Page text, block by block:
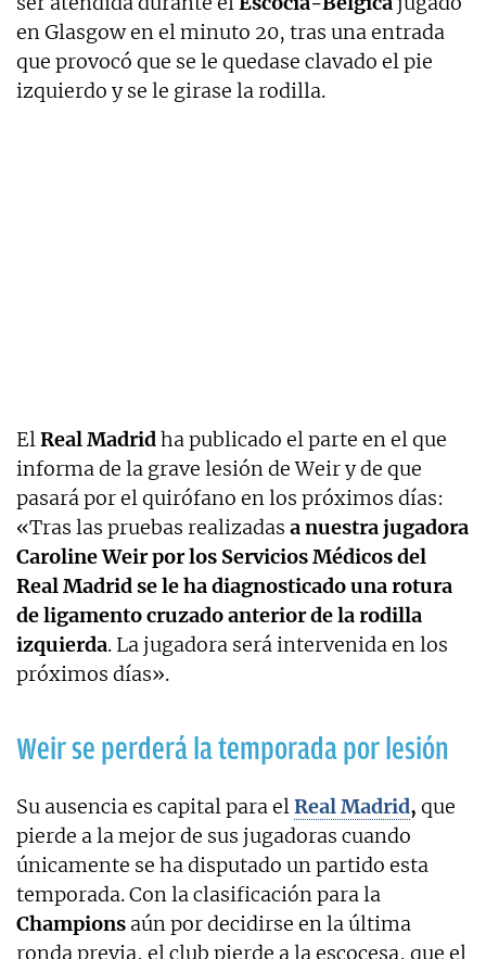
en Glasgow en el minuto 20, tras una entrada
que provocó que se le quedase clavado el pie
izquierdo y se le girase la rodilla.
ElReal Madridha publicado el parte en el que
informa de la grave lesión de Weir y de que
pasará por el quirófano en los próximos días:
«Tras las pruebas realizadas a nuestra jugadora
Caroline Weir por los Servicios Médicos del
Real Madrid se le ha diagnosticado una rotura
de ligamento cruzado anterior de la rodilla
izquierda. La jugadora será intervenida en los
próximos días».
Weir se perderá la temporada por lesión
Su ausencia es capital para elReal Madrid, que
pierde a la mejor de sus jugadoras cuando
únicamente se ha disputado un partido esta
temporada. Con la clasificación para la
Champions aún por decidirse en la última
ronda previa, el club pierde a la escocesa, que el